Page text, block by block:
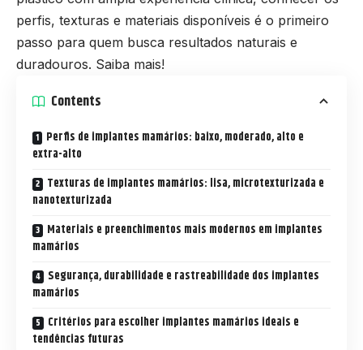
perfis, texturas e materiais disponíveis é o primeiro
passo para quem busca resultados naturais e
duradouros. Saiba mais!
Contents
Perfis de implantes mamários: baixo, moderado, alto e
extra-alto
Texturas de implantes mamários: lisa, microtexturizada e
nanotexturizada
Materiais e preenchimentos mais modernos em implantes
mamários
Segurança, durabilidade e rastreabilidade dos implantes
mamários
Critérios para escolher implantes mamários ideais e
tendências futuras